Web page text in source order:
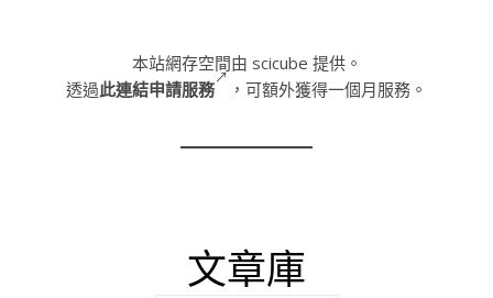
本站網存空間由 scicube 提供。
透過此連結申請服務 ，可額外獲得一個月服務。
文章庫